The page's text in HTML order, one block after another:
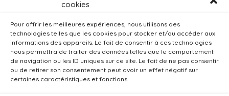
cookies
Pour offrir les meilleures expériences, nous utilisons des
technologies telles que les cookies pour stocker et/ou accéder aux
informations des appareils. Le fait de consentir à ces technologies
nous permettra de traiter des données telles que le comportement
de navigation ou les ID uniques sur ce site. Le fait de ne pas consentir
ou de retirer son consentement peut avoir un effet négatif sur
certaines caractéristiques et fonctions.
juillet 2025(3)
Catégories actualités / agenda
Habitat Economie Jeunesse
Sport
Communes